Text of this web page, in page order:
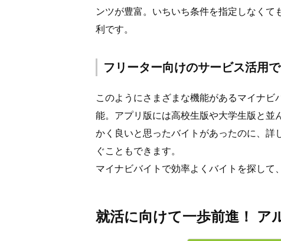
ンツが豊富。いちいち条件を指定しなく
利です。
フリーター向けのサービス活用
このようにさまざまな機能があるマイナ
能。アプリ版には高校生版や大学生版と並
かく良いと思ったバイトがあったのに、
ぐこともできます。
マイナビバイトで効率よくバイトを探して
就活に向けて一歩前進！ ア